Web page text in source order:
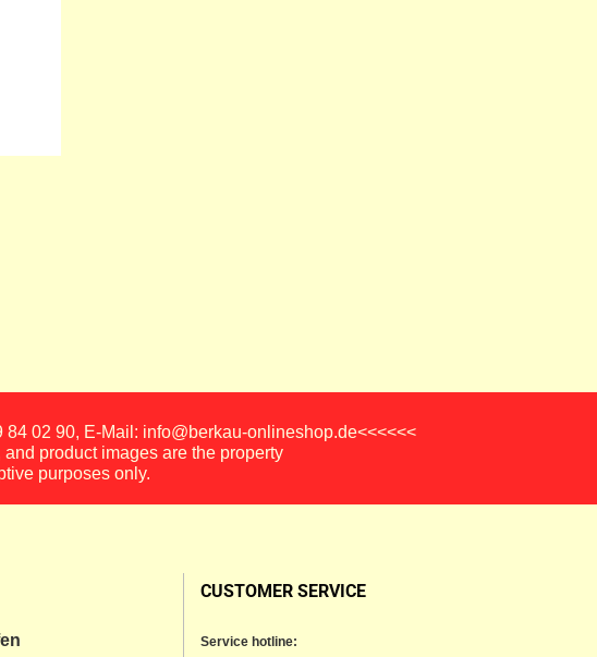
02 90, E-Mail: info@berkau-onlineshop.de<<<<<<
product images are the property
purposes only.
CUSTOMER SERVICE
Service hotline: